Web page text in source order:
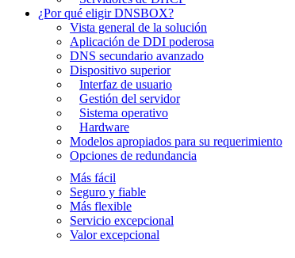
¿Por qué eligir DNSBOX?
Vista general de la solución
Aplicación de DDI poderosa
DNS secundario avanzado
Dispositivo superior
Interfaz de usuario
Gestión del servidor
Sistema operativo
Hardware
Modelos apropiados para su requerimiento
Opciones de redundancia
Más fácil
Seguro y fiable
Más flexible
Servicio excepcional
Valor excepcional